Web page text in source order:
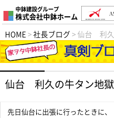
中鉢建設グループ
株式会社中鉢ホーム
HOME > 社長ブログ > 仙台 利久
仙台 利久の牛タン地獄
先日仙台に出張に行ったときに、